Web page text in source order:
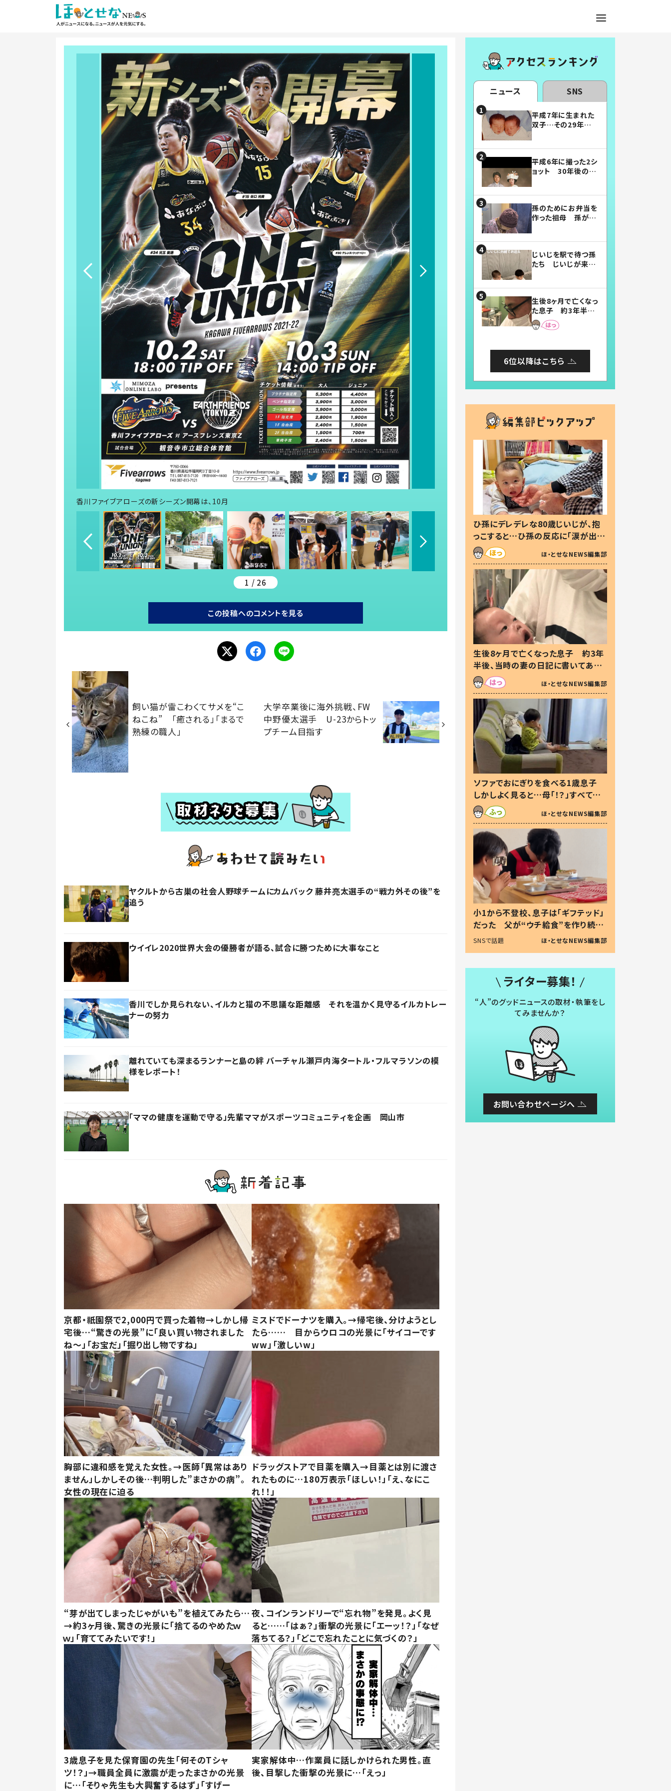
香川ファイブアローズの新シーズン開幕は、10月
1 / 26
この投稿へのコメントを見る
飼い猫が雷こわくてサメを“こ
ねこね” 「癒される」「まるで
熟練の職人」
大学卒業後に海外挑戦、FW
中野優太選手 U-23からトッ
プチーム目指す
ヤクルトから古巣の社会人野球チームにカムバック 藤井亮太選手の“戦力外その後”を
追う
ウイイレ2020世界大会の優勝者が語る、試合に勝つために大事なこと
香川でしか見られない、イルカと猫の不思議な距離感 それを温かく見守るイルカトレー
ナーの努力
離れていても深まるランナーと島の絆 バーチャル瀬戸内海タートル・フルマラソンの模
様をレポート！
「ママの健康を運動で守る」先輩ママがスポーツコミュニティを企画 岡山市
京都・祇園祭で2,000円で買った着物→しかし帰
宅後…“驚きの光景”に「良い買い物されました
ね～」「お宝だ」「掘り出し物ですね」
ミスドでドーナツを購入。→帰宅後、分けようとし
たら…… 目からウロコの光景に「サイコーです
ww」「激しいw」
胸部に違和感を覚えた女性。→医師「異常はあり
ません」しかしその後…判明した”まさかの病”。
女性の現在に迫る
ドラッグストアで目薬を購入→目薬とは別に渡さ
れたものに…180万表示「ほしい！」「え、なにこ
れ！！」
“芽が出てしまったじゃがいも”を植えてみたら…
→約3ヶ月後、驚きの光景に「捨てるのやめたｗ
ｗ」「育ててみたいです！」
夜、コインランドリーで“忘れ物”を発見。よく見
ると……「はぁ？」衝撃の光景に「エーッ！？」「なぜ
落ちてる？」「どこで忘れたことに気づくの？」
3歳息子を見た保育園の先生「何そのTシャ
ツ！？」→職員全員に激震が走ったまさかの光景
に…「そりゃ先生も大興奮するはず」「すげー
実家解体中…作業員に話しかけられた男性。直
後、目撃した衝撃の光景に…「えっ」
ニュース SNS
平成7年に生まれた
双子…その29年後
平成6年に撮った2シ
ョット 30年後の姿
孫のためにお弁当を
作った祖母 孫が絶
じいじを駅で待つ孫
たち じいじが来た
まらない」「幸せにな
れる」
生後8ヶ月で亡くなっ
た息子 約3年半
後、当時の妻の日記
に書いてあった本音
6位以降はこちら
ひ孫にデレデレな80歳じいじが、抱
っこすると…ひ孫の反応に「涙が出ま
した」「可愛くて仕方ない」
ほ・とせなNEWS編集部
生後8ヶ月で亡くなった息子 約3年
半後、当時の妻の日記に書いてあっ
た本音とは
ほ・とせなNEWS編集部
ソファでおにぎりを食べる1歳息子
しかしよく見ると…母「！？」すべてを
察した母の投稿に「可愛いから許
す！」「現行犯〜」
ほ・とせなNEWS編集部
小1から不登校、息子は「ギフテッド」
だった 父が“ウチ給食”を作り続け
る理由とは #令和の親 #令和の子
SNSで話題 ほ・とせなNEWS編集部
ライター募集！
“人”のグッドニュースの取材・執筆をし
てみませんか？
お問い合わせページへ